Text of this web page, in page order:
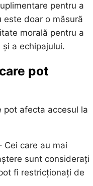
pentru a
este doar o măsură
morală pentru a
a echipajului.
pot
pot afecta accesul la
Cei care au mai
sunt considerați
fi restricționați de